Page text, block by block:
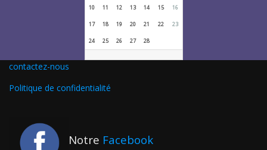
10 11 12 13 14 15 16
17 18 19 20 21 22 23
24 25 26 27 28
contactez-nous
Politique de confidentialité
Notre Facebook